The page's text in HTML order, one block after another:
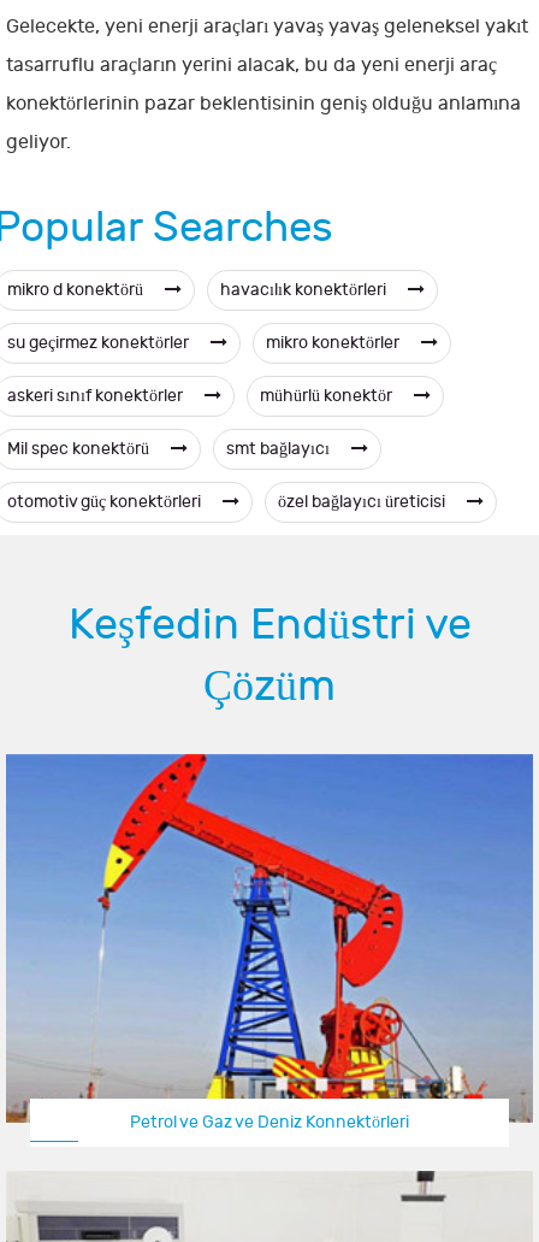
Gelecekte, yeni enerji araçları yavaş yavaş geleneksel yakıt
tasarruflu araçların yerini alacak, bu da yeni enerji araç
konektörlerinin pazar beklentisinin geniş olduğu anlamına
geliyor.
Searches
mikro d konektörü havacılık konektörleri
su geçirmez konektörler mikro konektörler
askeri sınıf konektörler mühürlü konektör
Mil spec konektörü smt bağlayıcı
otomotiv güç konektörleri özel bağlayıcı üreticisi
Keşfedin Endüstri ve
Çözüm
Petrol ve Gaz ve Deniz Konnektörleri